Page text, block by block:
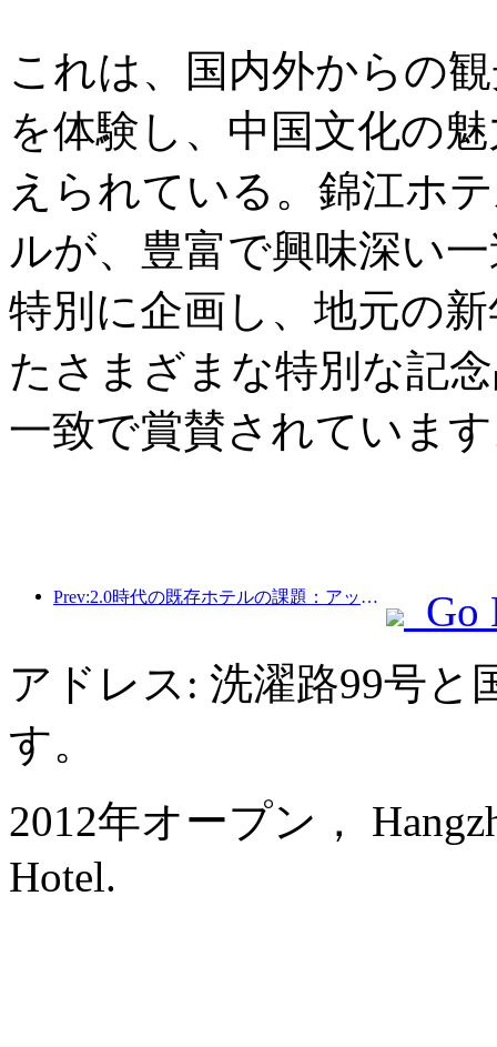
これは、国内外からの
を体験し、中国文化の
えられている。錦江ホ
ルが、豊富で興味深い
特別に企画し、地元の
たさまざまな特別な記
一致で賞賛されていま
Prev:2.0時代の既存ホテルの課題：アップグレードこそが真の価値革新の核心
Go
アドレス: 洗濯路99号と
す。
2012年オープン，
Hotel.